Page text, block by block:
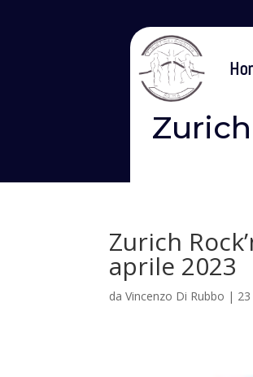
Zurich
aprile 2023
daVincenzo Di Rubbo |